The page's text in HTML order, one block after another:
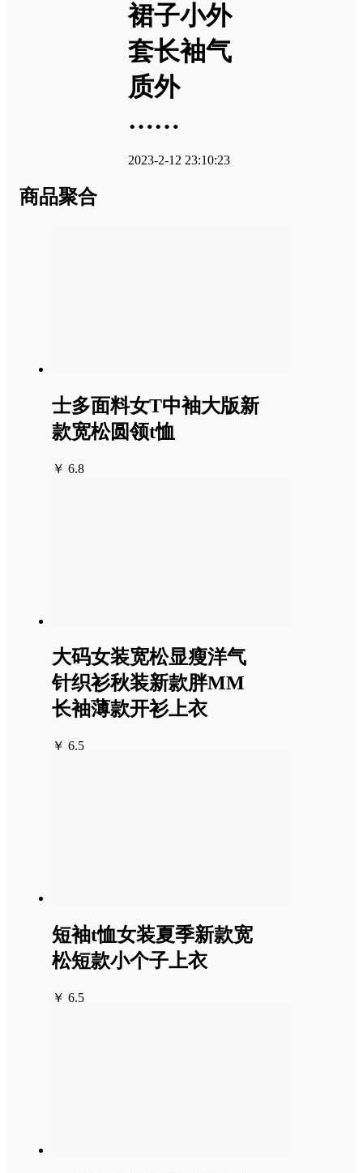
裙子小外
套长袖气
质外
……
2023-2-12 23:10:23
商品聚合
士多面料女T中袖大版新
款宽松圆领t恤
￥ 6.8
大码女装宽松显瘦洋气
针织衫秋装新款胖MM
长袖薄款开衫上衣
￥ 6.5
短袖t恤女装夏季新款宽
松短款小个子上衣
￥ 6.5